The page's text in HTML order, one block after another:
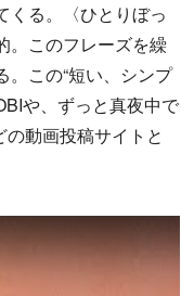
くる。〈ひとりぼっ
。このフレーズを繰
。この“短い、シンプ
や、ずっと真夜中で
動画投稿サイトと